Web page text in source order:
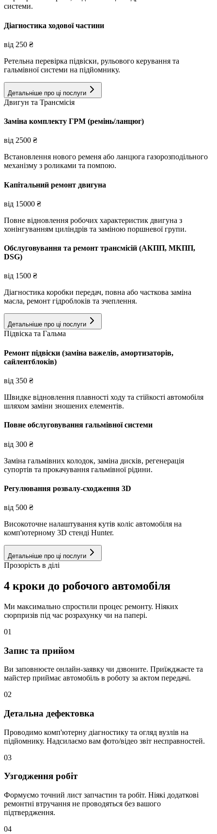
системи.
Діагностика ходової частини
від 250 ₴
Ретельна перевірка підвіски, рульового керування та
гальмівної системи на підйомнику.
Детальніше про ці послуги
Двигун та Трансмісія
Заміна комплекту ГРМ (ремінь/ланцюг)
від 2500 ₴
Встановлення нового ременя або ланцюга газорозподільного
механізму з роликами та помпою.
Капітальний ремонт двигуна
від 15000 ₴
Повне відновлення робочих характеристик двигуна з
хонінгуванням циліндрів та заміною поршневої групи.
Обслуговування та ремонт трансмісій (АКПП, МКПП,
DSG)
від 1500 ₴
Діагностика коробки передач, повна або часткова заміна
масла, ремонт гідроблоків та зчеплення.
Детальніше про ці послуги
Підвіска та Гальма
Ремонт підвіски (заміна важелів, амортизаторів,
сайлентблоків)
від 350 ₴
Швидке відновлення плавності ходу та стійкості автомобіля
шляхом заміни зношених елементів.
Повне обслуговування гальмівної системи
від 300 ₴
Заміна гальмівних колодок, заміна дисків, регенерація
супортів та прокачування гальмівної рідини.
Регулювання розвалу-сходження 3D
від 500 ₴
Високоточне налаштування кутів коліс автомобіля на
комп'ютерному 3D стенді Hunter.
Детальніше про ці послуги
Прозорість в ділі
4 кроки до робочого автомобіля
Ми максимально спростили процес ремонту. Ніяких
сюрпризів під час розрахунку чи на папері.
01
Запис та прийом
Ви заповнюєте онлайн-заявку чи дзвоните. Приїжджаєте та
майстер приймає автомобіль в роботу за актом передачі.
02
Детальна дефектовка
Проводимо комп'ютерну діагностику та огляд вузлів на
підйомнику. Надсилаємо вам фото/відео звіт несправностей.
03
Узгодження робіт
Формуємо точний лист запчастин та робіт. Ніякі додаткові
ремонтні втручання не проводяться без вашого
підтвердження.
04